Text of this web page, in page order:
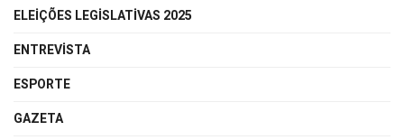
ELEIÇÕES LEGISLATIVAS 2025
ENTREVISTA
ESPORTE
GAZETA